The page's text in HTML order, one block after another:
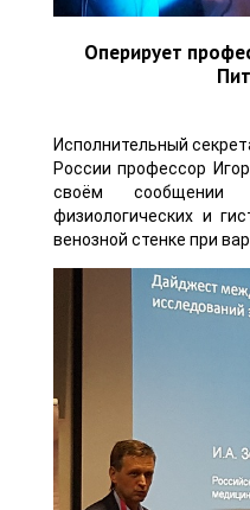
Оперирует
Исполнительный
России профессор
своём сообщении
физиологических и
венозной стенке при